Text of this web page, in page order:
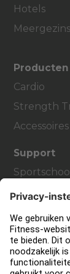
Hotels
Producten
Cardio
Strength
Accessoires
Support
Service
Over
Vind een